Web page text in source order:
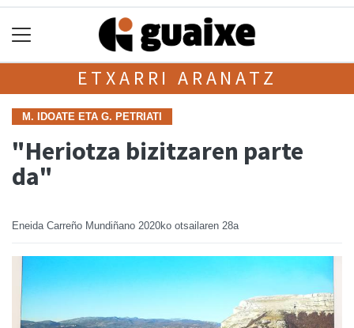
ETXARRI ARANATZ
M. IDOATE ETA G. PETRIATI
"Heriotza bizitzaren parte
da"
Eneida Carreño Mundiñano 2020ko otsailaren 28a